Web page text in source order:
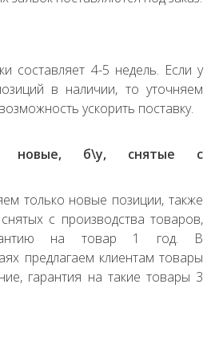
составляет 4-5 недель. Если у
в наличии, то уточняем
ускорить поставку.
новые, б\у, снятые с
только новые позиции, также
с производства товаров,
на товар 1 год. В
предлагаем клиентам товары
гарантия на такие товары 3